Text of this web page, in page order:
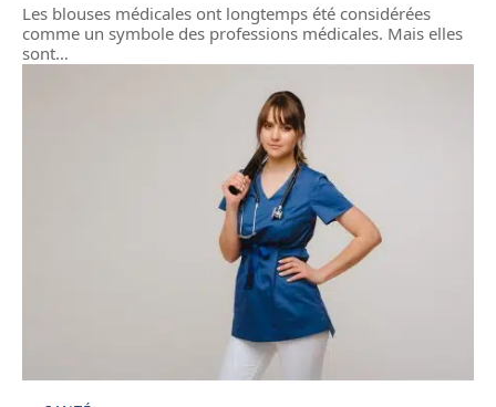
Les blouses médicales ont longtemps été considérées
comme un symbole des professions médicales. Mais elles
sont…